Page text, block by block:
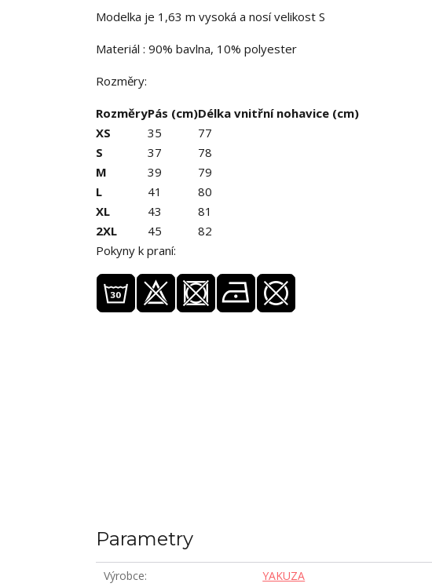
Modelka je 1,63 m vysoká a nosí velikost S
Materiál : 90% bavlna, 10% polyester
Rozměry:
RozměryPás (cm)Délka vnitřní nohavice (cm)
XS
35
77
S
37
78
M
39
79
L
41
80
XL
43
81
2XL
45
82
Pokyny k praní:
Parametry
Výrobce
YAKUZA